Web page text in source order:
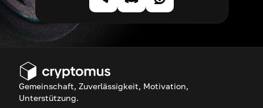
Gemeinschaft, Zuverlässigkeit, Motivation,
Unterstützung.